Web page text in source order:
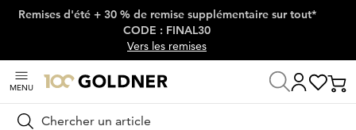
Passer la navigation, aller directement au contenu
Remises d'été + 30 % de remise supplémentaire sur tout*
CODE : FINAL30
Vers les remises
MENU
Rechercher
Maison Mode femme T-shirts